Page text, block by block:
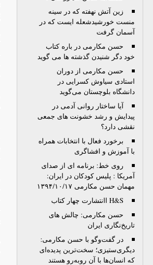
زين آتش نهفته كه در سينه
منست خورشيدشعله ايست كه در
آسمان گرفت
حسن مکارمی در باره کتاب
خود دگر شنیدن گذشته ها می گوید
حسن مکارمی از دوران
استادی سیاوش کسرایی در
دانشگاه بلوچستان می‌گوید
آیا ساختار روانی آدمی در
پیدایش و رشد خشونت های جمعی
نقشی دارد؟
برخورد فعال با انتخابات همراه
با آموزش و افشاگری
روی خط: برنامه ای از صدای
آمریکا : پلیس کودکان در ایران:
مهمان حسن مکارمی ۱۳۹۴/۱۰/۱۷
H&S اانتشارت چهار کتاب
حسن مکارمی: چالش های
تاریخ‌نگاری ایران
در گفت‌وگو با حسن مکارمی:
دیگری‌ستیزی؛ سخت‌ترین پدیده‌ای
که انسان‌ها با آن روبه‌رو هستند